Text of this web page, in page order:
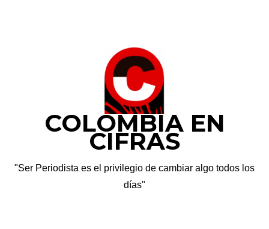
COLOMBIA EN
CIFRAS
"Ser Periodista es el privilegio de cambiar algo todos los
días"